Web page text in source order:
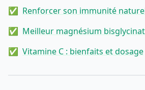
Renforcer son immunité
Meilleur magnésium
Vitamine C : bienfaits et dosage